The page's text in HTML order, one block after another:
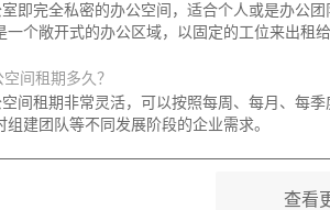
即完全私密的办公空间，适合个人或是办公团
一个敞开式的办公区域，以固定的工位来出租
间租期多久？
间租期非常灵活，可以按照每周、每月、每
组建团队等不同发展阶段的企业需求。
查看